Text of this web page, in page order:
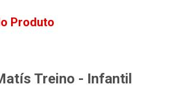
Produto
Treino - Infantil